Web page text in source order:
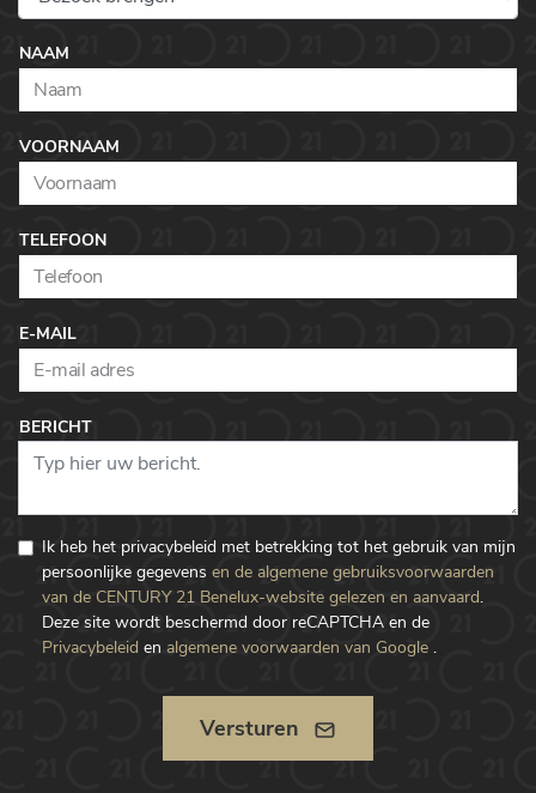
NAAM
VOORNAAM
TELEFOON
E-MAIL
BERICHT
Ik heb het privacybeleid met betrekking tot het gebruik van mijn
persoonlijke gegevens en de algemene gebruiksvoorwaarden
van de CENTURY 21 Benelux-website gelezen en aanvaard.
Deze site wordt beschermd door reCAPTCHA en de
Privacybeleid en algemene voorwaarden van Google .
Versturen